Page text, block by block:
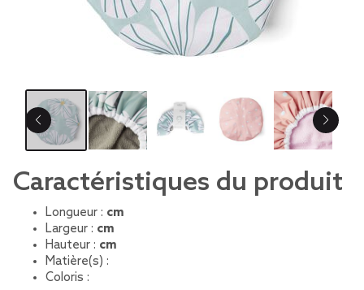
Caractéristiques du produit
Longueur : cm
Largeur : cm
Hauteur : cm
Matière(s) :
Coloris :